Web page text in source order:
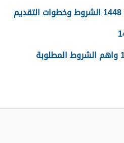
طريقة اصدار تصريح حج 1448 واهم الشروط المطلوبة